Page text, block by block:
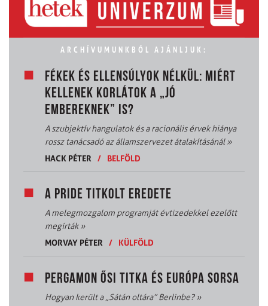
ARCHÍVUMUNKBÓL AJÁNLJUK:
FÉKEK ÉS ELLENSÚLYOK NÉLKÜL: MIÉRT
KELLENEK KORLÁTOK A „JÓ
EMBEREKNEK” IS?
A szubjektív hangulatok és a racionális érvek hiánya
rossz tanácsadó az államszervezet átalakításánál»
HACK PÉTER
/ BELFÖLD
A PRIDE TITKOLT EREDETE
A melegmozgalom programját évtizedekkel ezelőtt
megírták»
MORVAY PÉTER
/ KÜLFÖLD
PERGAMON ŐSI TITKA ÉS EURÓPA SORSA
Hogyan került a „Sátán oltára” Berlinbe?»